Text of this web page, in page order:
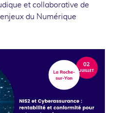
et collaborative de
du Numérique